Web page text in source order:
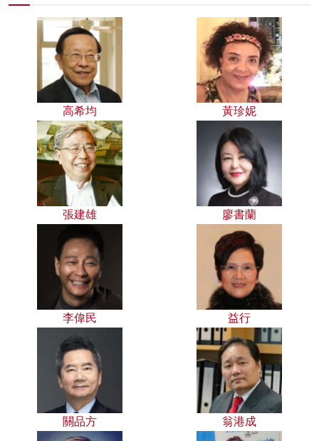
高希均 黃珍妮
張建雄 廖書蘭
李偉民 益行
關品方 翁港成